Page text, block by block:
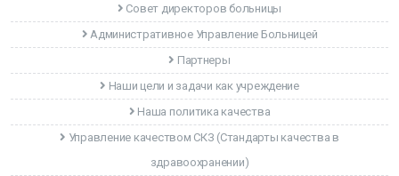
Совет директоров больницы
Административное Управление Больницей
Партнеры
Наши цели и задачи как учреждение
Наша политика качества
Управление качеством CКЗ (Стандарты качества в
здравоохранении)